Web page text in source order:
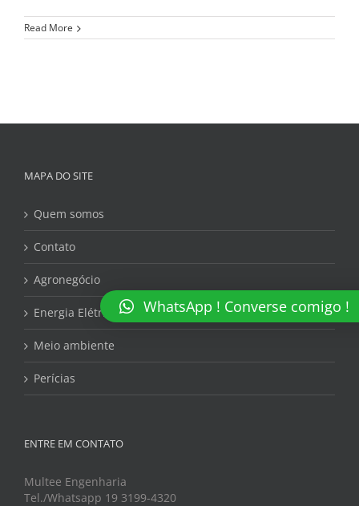
Read More
MAPA DO SITE
Quem somos
Contato
Agronegócio
Energia Elétrica
Meio ambiente
Perícias
ENTRE EM CONTATO
Multee Engenharia
Tel./Whatsapp 19 3199-4320
WhatsApp ! Converse comigo !